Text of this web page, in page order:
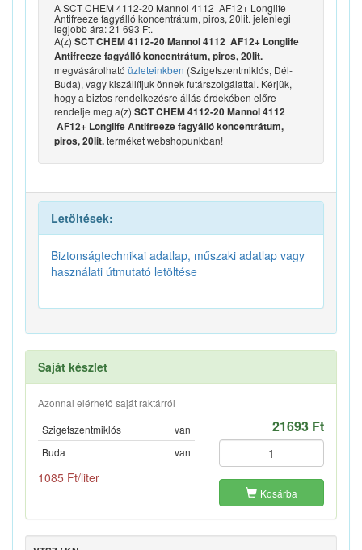
A SCT CHEM 4112-20 Mannol 4112 AF12+ Longlife
Antifreeze fagyálló koncentrátum, piros, 20lit. jelenlegi
legjobb ára: 21 693 Ft.
A(z) SCT CHEM 4112-20 Mannol 4112 AF12+ Longlife
Antifreeze fagyálló koncentrátum, piros, 20lit.
megvásárolható üzleteinkben (Szigetszentmiklós, Dél-
Buda), vagy kiszállítjuk önnek futárszolgálattal. Kérjük,
hogy a biztos rendelkezésre állás érdekében előre
rendelje meg a(z) SCT CHEM 4112-20 Mannol 4112
AF12+ Longlife Antifreeze fagyálló koncentrátum,
piros, 20lit.terméket webshopunkban!
Letöltések:
Biztonságtechnikai adatlap, műszaki adatlap vagy
használati útmutató letöltése
Saját készlet
Azonnal elérhető saját raktárról
Szigetszentmiklós
van
Buda
van
1085 Ft/liter
21693 Ft
Kosárba